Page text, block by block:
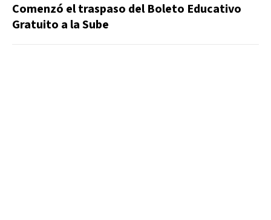
Comenzó el traspaso del Boleto Educativo
Gratuito a la Sube